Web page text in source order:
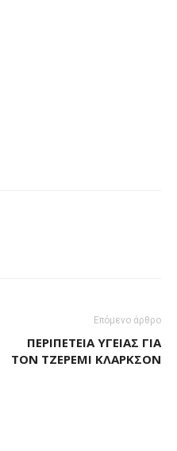
Επόμενο άρθρο
ΠΕΡΙΠΈΤΕΙΑ ΥΓΕΊΑΣ ΓΙΑ
ΤΟΝ ΤΖΈΡΕΜΙ ΚΛΆΡΚΣΟΝ